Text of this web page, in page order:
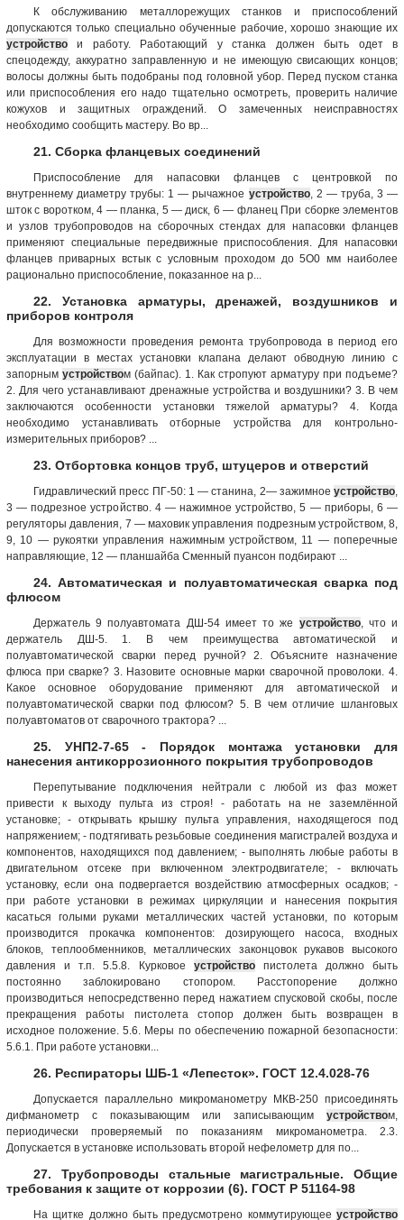
К обслуживанию металлорежущих станков и приспособлений
допускаются только специально обученные рабочие, хорошо знающие их
устройство и работу. Работающий у станка должен быть одет в
спецодежду, аккуратно заправленную и не имеющую свисающих концов;
волосы должны быть подобраны под головной убор. Перед пуском станка
или приспособления его надо тщательно осмотреть, проверить наличие
кожухов и защитных ограждений. О замеченных неисправностях
необходимо сообщить мастеру. Во вр...
21. Сборка фланцевых соединений
Приспособление для напасовки фланцев с центровкой по
внутреннему диаметру трубы: 1 — рычажное устройство, 2 — труба, 3 —
шток с воротком, 4 — планка, 5 — диск, 6 — фланец При сборке элементов
и узлов трубопроводов на сборочных стендах для напасовки фланцев
применяют специальные передвижные приспособления. Для напасовки
фланцев приварных встык с условным проходом до 5О0 мм наиболее
рационально приспособление, показанное на р...
22. Установка арматуры, дренажей, воздушников и
приборов контроля
Для возможности проведения ремонта трубопровода в период его
эксплуатации в местах установки клапана делают обводную линию с
запорным устройством (байпас). 1. Как стропуют арматуру при подъеме?
2. Для чего устанавливают дренажные устройства и воздушники? 3. В чем
заключаются особенности установки тяжелой арматуры? 4. Когда
необходимо устанавливать отборные устройства для контрольно-
измерительных приборов? ...
23. Отбортовка концов труб, штуцеров и отверстий
Гидравлический пресс ПГ-50: 1 — станина, 2— зажимное устройство
3 — подрезное устройство. 4 — нажимное устройство, 5 — приборы, 6 —
регуляторы давления, 7 — маховик управления подрезным устройством, 8,
9, 10 — рукоятки управления нажимным устройством, 11 — поперечные
направляющие, 12 — планшайба Сменный пуансон подбирают ...
24. Автоматическая и полуавтоматическая сварка под
флюсом
Держатель 9 полуавтомата ДШ-54 имеет то же устройство, что и
держатель ДШ-5. 1. В чем преимущества автоматической и
полуавтоматической сварки перед ручной? 2. Объясните назначение
флюса при сварке? 3. Назовите основные марки сварочной проволоки. 4.
Какое основное оборудование применяют для автоматической и
полуавтоматической сварки под флюсом? 5. В чем отличие шланговых
полуавтоматов от сварочного трактора? ...
25. УНП2-7-65 - Порядок монтажа установки для
нанесения антикоррозионного покрытия трубопроводов
Перепутывание подключения нейтрали с любой из фаз может
привести к выходу пульта из строя! - работать на не заземлённой
установке; - открывать крышку пульта управления, находящегося под
напряжением; - подтягивать резьбовые соединения магистралей воздуха и
компонентов, находящихся под давлением; - выполнять любые работы в
двигательном отсеке при включенном электродвигателе; - включать
установку, если она подвергается воздействию атмосферных осадков; -
при работе установки в режимах циркуляции и нанесения покрытия
касаться голыми руками металлических частей установки, по которым
производится прокачка компонентов: дозирующего насоса, входных
блоков, теплообменников, металлических законцовок рукавов высокого
давления и т.п. 5.5.8. Курковое устройствопистолета должно быть
постоянно заблокировано стопором. Расстопорение должно
производиться непосредственно перед нажатием спусковой скобы, после
прекращения работы пистолета стопор должен быть возвращен в
исходное положение. 5.6. Меры по обеспечению пожарной безопасности:
5.6.1. При работе установки...
26. Респираторы ШБ-1 «Лепесток». ГОСТ 12.4.028-76
Допускается параллельно микроманометру МКВ-250 присоединять
дифманометр с показывающим или записывающим устройством,
периодически проверяемый по показаниям микроманометра. 2.3.
Допускается в установке использовать второй нефелометр для по...
27. Трубопроводы стальные магистральные. Общие
требования к защите от коррозии (6). ГОСТ Р 51164-98
На щитке должно быть предусмотрено коммутирующее устройство